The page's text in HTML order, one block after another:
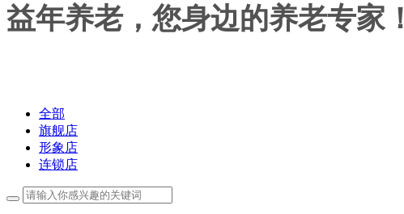
益年养老，您身边的养老专家！
全部
旗舰店
形象店
连锁店